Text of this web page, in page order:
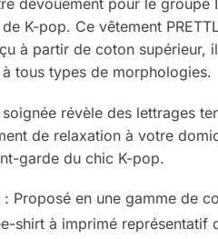
dévouement pour le
K-pop. Ce vêtement
à partir de coton supérieur,
à tous types de morphologies.
soignée révèle des lettrages
de relaxation à votre
garde du chic K-pop.
: Proposé en une gamme de
shirt à imprimé représentatif